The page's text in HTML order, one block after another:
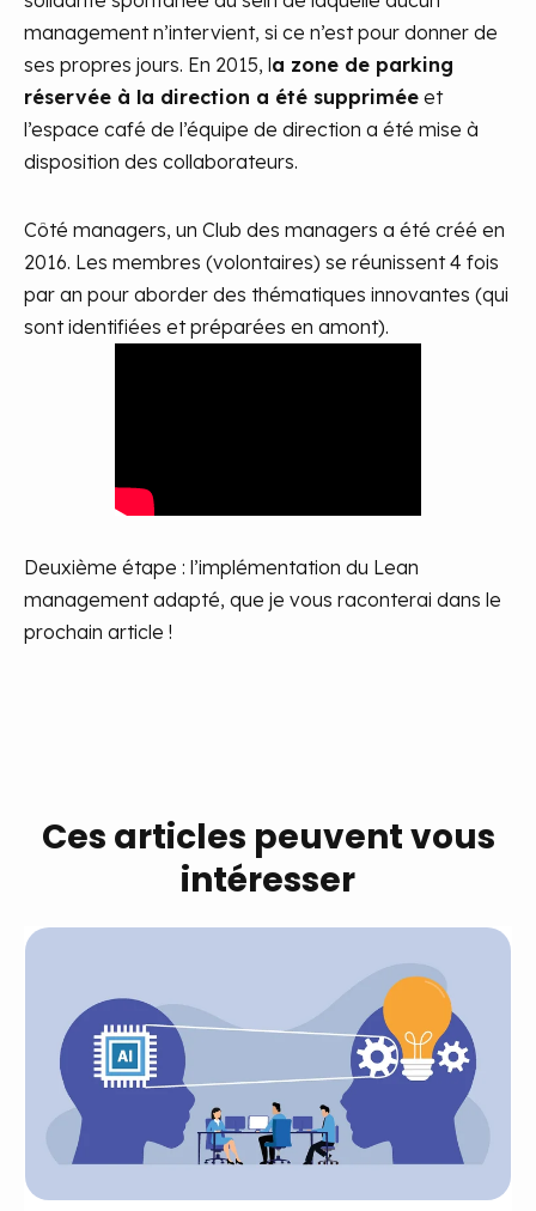
management n’intervient, si ce n’est pour donner de
ses propres jours. En 2015, la zone de parking
réservée à la direction a été supprimée et
l’espace café de l’équipe de direction a été mise à
disposition des collaborateurs.
Côté managers, un Club des managers a été créé en
2016. Les membres (volontaires) se réunissent 4 fois
par an pour aborder des thématiques innovantes (qui
sont identifiées et préparées en amont).
Deuxième étape : l’implémentation du Lean
management adapté, que je vous raconterai dans le
prochain article !
Ces articles peuvent vous
intéresser